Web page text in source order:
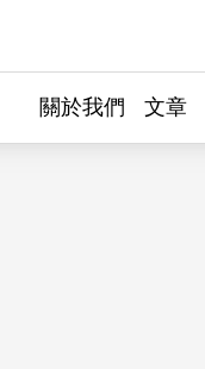
關於我們 文章